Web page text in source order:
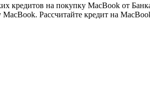
кредитов на покупку MacBook от
Рассчитайте кредит на